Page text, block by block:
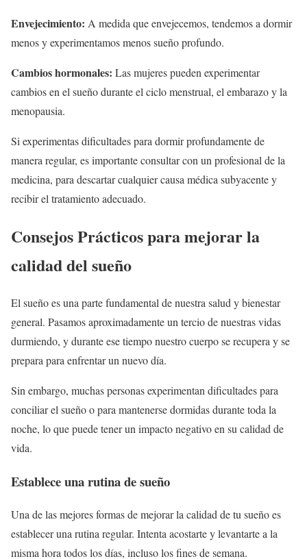
Envejecimiento: A medida que envejecemos, tendemos a dormir
menos y experimentamos menos sueño profundo.
Cambios hormonales: Las mujeres pueden experimentar
cambios en el sueño durante el ciclo menstrual, el embarazo y la
menopausia.
Si experimentas dificultades para dormir profundamente de
manera regular, es importante consultar con un profesional de la
medicina, para descartar cualquier causa médica subyacente y
recibir el tratamiento adecuado.
Consejos Prácticos para mejorar la
calidad del sueño
El sueño es una parte fundamental de nuestra salud y bienestar
general. Pasamos aproximadamente un tercio de nuestras vidas
durmiendo, y durante ese tiempo nuestro cuerpo se recupera y se
prepara para enfrentar un nuevo día.
Sin embargo, muchas personas experimentan dificultades para
conciliar el sueño o para mantenerse dormidas durante toda la
noche, lo que puede tener un impacto negativo en su calidad de
vida.
Establece una rutina de sueño
Una de las mejores formas de mejorar la calidad de tu sueño es
establecer una rutina regular. Intenta acostarte y levantarte a la
misma hora todos los días, incluso los fines de semana.